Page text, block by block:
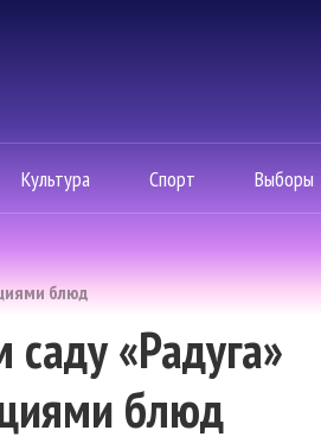
Культура Спорт Выборы
блюд
«Радуга»
блюд